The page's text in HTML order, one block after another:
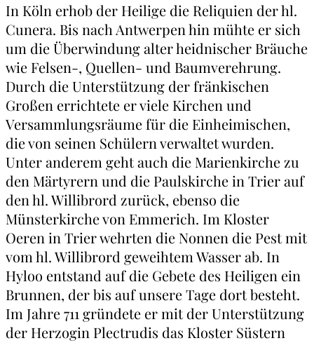
In Köln erhob der Heilige die Reliquien der hl.
Cunera. Bis nach Antwerpen hin mühte er sich
um die Überwindung alter heidnischer Bräuche
wie Felsen-, Quellen- und Baumverehrung.
Durch die Unterstützung der fränkischen
Großen errichtete er viele Kirchen und
Versammlungsräume für die Einheimischen,
die von seinen Schülern verwaltet wurden.
Unter anderem geht auch die Marienkirche zu
den Märtyrern und die Paulskirche in Trier auf
den hl. Willibrord zurück, ebenso die
Münsterkirche von Emmerich. Im Kloster
Oeren in Trier wehrten die Nonnen die Pest mit
vom hl. Willibrord geweihtem Wasser ab. In
Hyloo entstand auf die Gebete des Heiligen ein
Brunnen, der bis auf unsere Tage dort besteht.
Im Jahre 711 gründete er mit der Unterstützung
der Herzogin Plectrudis das Kloster Süstern